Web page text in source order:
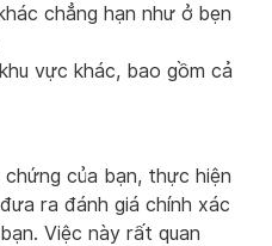
chẳng hạn như ở bẹn
vực khác, bao gồm cả
của bạn, thực hiện
ra đánh giá chính xác
Việc này rất quan